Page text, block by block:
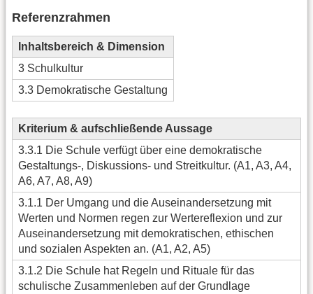
Referenzrahmen
Inhaltsbereich & Dimension
3 Schulkultur
3.3 Demokratische Gestaltung
Kriterium & aufschließende Aussage
3.3.1 Die Schule verfügt über eine demokratische
Gestaltungs-, Diskussions- und Streitkultur. (A1, A3, A4,
A6, A7, A8, A9)
3.1.1 Der Umgang und die Auseinandersetzung mit
Werten und Normen regen zur Wertereflexion und zur
Auseinandersetzung mit demokratischen, ethischen
und sozialen Aspekten an. (A1, A2, A5)
3.1.2 Die Schule hat Regeln und Rituale für das
schulische Zusammenleben auf der Grundlage